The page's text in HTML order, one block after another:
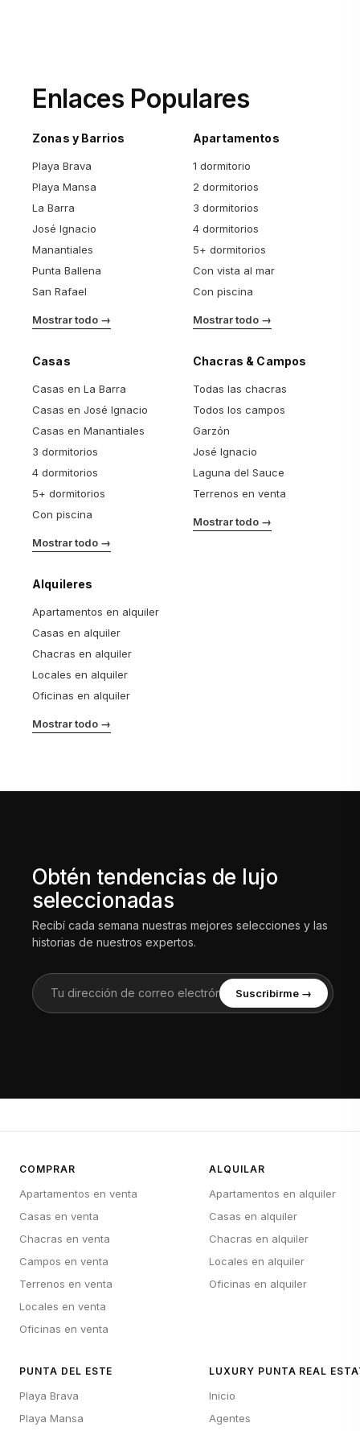
Enlaces Populares
Zonas y Barrios
Playa Brava
Playa Mansa
La Barra
José Ignacio
Manantiales
Punta Ballena
San Rafael
Mostrar todo →
Apartamentos
1 dormitorio
2 dormitorios
3 dormitorios
4 dormitorios
5+ dormitorios
Con vista al mar
Con piscina
Mostrar todo →
Casas
Casas en La Barra
Casas en José Ignacio
Casas en Manantiales
3 dormitorios
4 dormitorios
5+ dormitorios
Con piscina
Mostrar todo →
Chacras & Campos
Todas las chacras
Todos los campos
Garzón
José Ignacio
Laguna del Sauce
Terrenos en venta
Mostrar todo →
Alquileres
Apartamentos en alquiler
Casas en alquiler
Chacras en alquiler
Locales en alquiler
Oficinas en alquiler
Mostrar todo →
Obtén tendencias de lujo
seleccionadas
Recibí cada semana nuestras mejores selecciones y las
historias de nuestros expertos.
Suscribirme →
COMPRAR
Apartamentos en venta
Casas en venta
Chacras en venta
Campos en venta
Terrenos en venta
Locales en venta
Oficinas en venta
ALQUILAR
Apartamentos en alquiler
Casas en alquiler
Chacras en alquiler
Locales en alquiler
Oficinas en alquiler
PUNTA DEL ESTE
Playa Brava
Playa Mansa
LUXURY PUNTA REAL
Inicio
Agentes